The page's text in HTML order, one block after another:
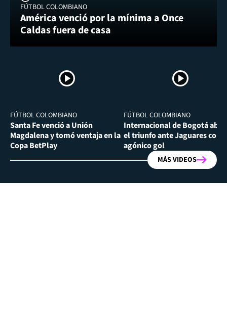
FÚTBOL COLOMBIANO
América venció por la mínima a Once
Caldas fuera de casa
FÚTBOL COLOMBIANO
Santa Fe venció a Unión
Magdalena y tomó ventaja en la
Copa BetPlay
FÚTBOL COLOMBIANO
Internacional de Bogotá
el triunfo ante Jaguares con
agónico gol
MÁS VIDEOS